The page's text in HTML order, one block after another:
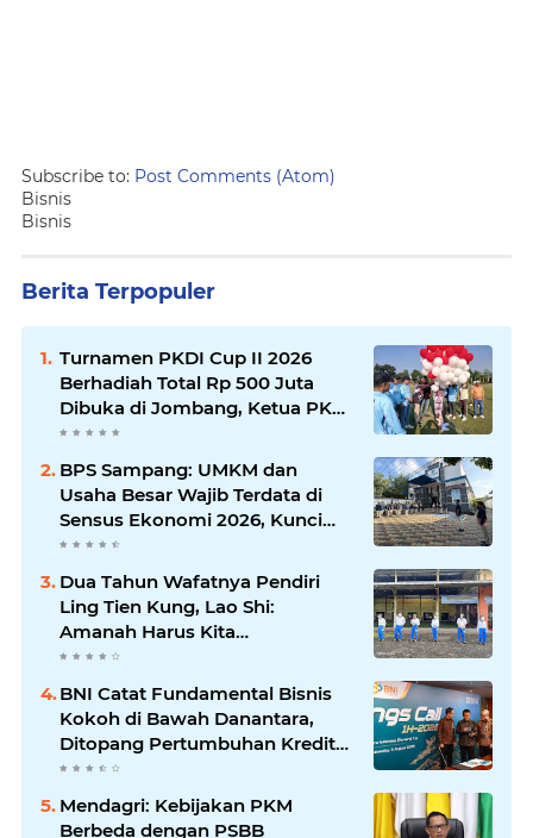
Subscribe to: Post Comments (Atom)
Bisnis
Bisnis
Berita Terpopuler
Turnamen PKDI Cup II 2026
Berhadiah Total Rp 500 Juta
Dibuka di Jombang, Ketua PKDI
Jatim Syaifullah Mahdi: Ajang
Komunikasi Antar-Kades untuk
Memajukan Desa
BPS Sampang: UMKM dan
Usaha Besar Wajib Terdata di
Sensus Ekonomi 2026, Kunci
Kebijakan Tepat Sasaran
Dua Tahun Wafatnya Pendiri
Ling Tien Kung, Lao Shi:
Amanah Harus Kita
Laksanakan!
BNI Catat Fundamental Bisnis
Kokoh di Bawah Danantara,
Ditopang Pertumbuhan Kredit
dan Kualitas Aset
Mendagri: Kebijakan PKM
Berbeda dengan PSBB